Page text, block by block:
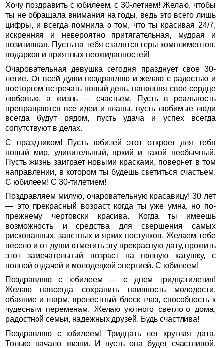
Хочу поздравить с юбилеем, с 30-летием! Желаю, чтобы
ты не обращала внимания на годы, ведь это всего лишь
цифры, и всегда помнила о том, что ты красивая 24/7,
искренняя и невероятно притягательная, мудрая и
позитивная. Пусть на тебя свалятся горы комплиментов,
подарков и приятных неожиданностей!
Очаровательная девушка сегодня празднует свое 30-
летие. От всей души поздравляю и желаю с радостью и
восторгом встречать новый день, наполняя свое сердце
любовью, а жизнь — счастьем. Пусть в реальность
превращаются все идеи и планы, пусть любимые люди
всегда будут рядом, пусть удача и успех всегда
сопутствуют в делах.
С праздником! Пусть юбилей этот откроет для тебя
новый мир, удивительный, яркий и такой необычный.
Пусть жизнь заиграет новыми красками, повернет в том
направлении, в котором ты будешь светиться счастьем.
С юбилеем! С 30-тилетием!
Поздравляем милую, очаровательную красавицу! 30 лет
— это прекрасный возраст, когда ты уже умна, но по-
прежнему чертовски красива. Когда ты имеешь
возможность и средства для свершения самых
рискованных, заветных и ярких поступков. Желаем тебе
весело и от души отметить эту прекрасную дату, прожить
этот замечательный возраст на полную катушку, с
полной отдачей и молодецкой энергией. С юбилеем!
Поздравляю с юбилеем — с днем тридцатилетия!
Желаю навсегда сохранить наивность молодости,
обаяние и шарм, прелестный блеск глаз, способность к
чудесным переменам. Желаю уютного светлого дома,
радостной семьи, надежных друзей. Будь счастлива!
Поздравляю с юбилеем! Тридцать лет круглая дата.
Только начало жизни. И пусть она будет счастливой.